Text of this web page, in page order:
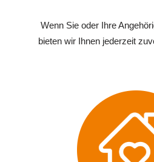
Wenn Sie oder Ihre
bieten wir Ihnen jederzeit